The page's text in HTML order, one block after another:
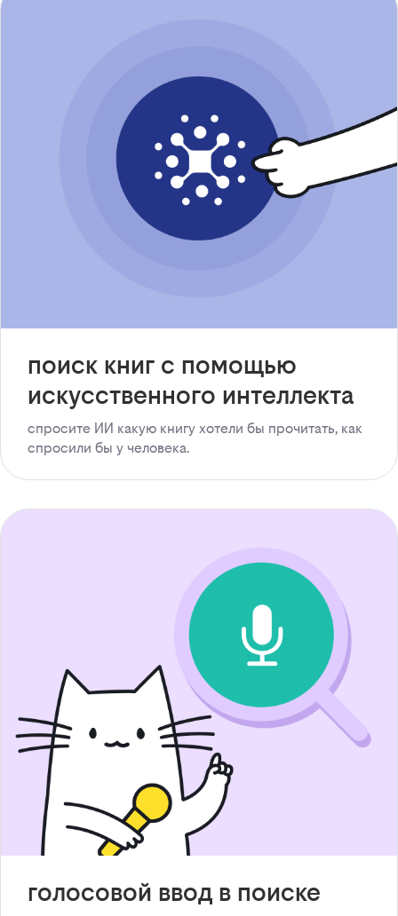
поиск книг с помощью
искусственного интеллекта
спросите ИИ какую книгу хотели бы прочитать, как
спросили бы у человека.
голосовой ввод в поиске